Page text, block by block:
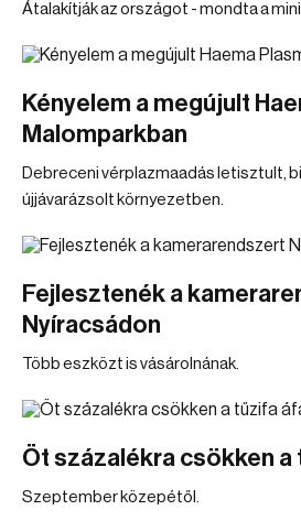
Átalakítják az országot - mondta a
Kényelem a megújult
Malomparkban
Debreceni vérplazmaadás letisztult,
újjávarázsolt környezetben.
Fejlesztenék a
Nyíracsádon
Több eszközt is vásárolnának.
Öt százalékra csökken a
Szeptember közepétől.